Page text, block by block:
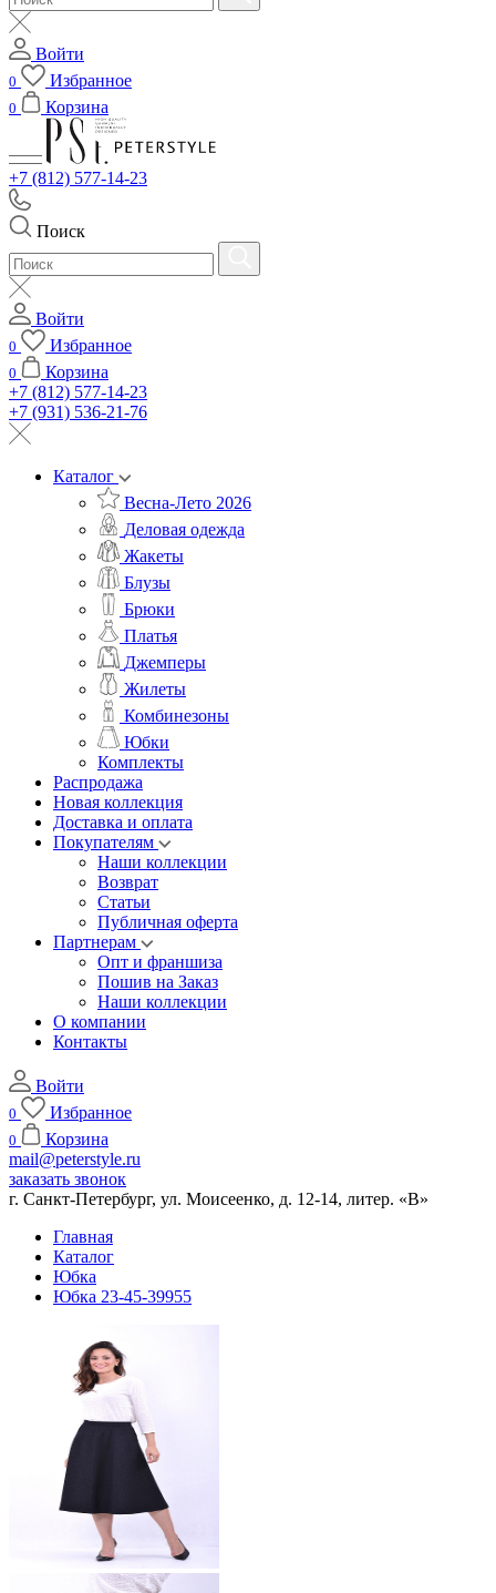
Войти
0 Избранное
0 Корзина
+7 (812) 577-14-23
Поиск
Войти
0 Избранное
0
Корзина
+7 (812) 577-14-23
+7 (931) 536-21-76
Каталог
Весна-Лето 2026
Деловая одежда
Жакеты
Блузы
Брюки
Платья
Джемперы
Жилеты
Комбинезоны
Юбки
Комплекты
Распродажа
Новая коллекция
Доставка и оплата
Покупателям
Наши коллекции
Возврат
Статьи
Публичная оферта
Партнерам
Опт и франшиза
Пошив на Заказ
Наши коллекции
О компании
Контакты
Войти
0 Избранное
0
Корзина
mail@peterstyle.ru
заказать звонок
г. Санкт-Петербург, ул. Моисеенко, д. 12-14, литер. «В»
Главная
Каталог
Юбка
Юбка 23-45-39955